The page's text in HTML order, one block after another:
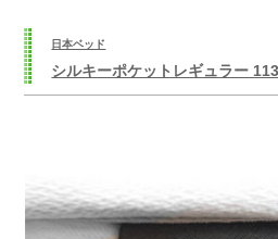
日本ベッド
シルキーポケットレギュラー